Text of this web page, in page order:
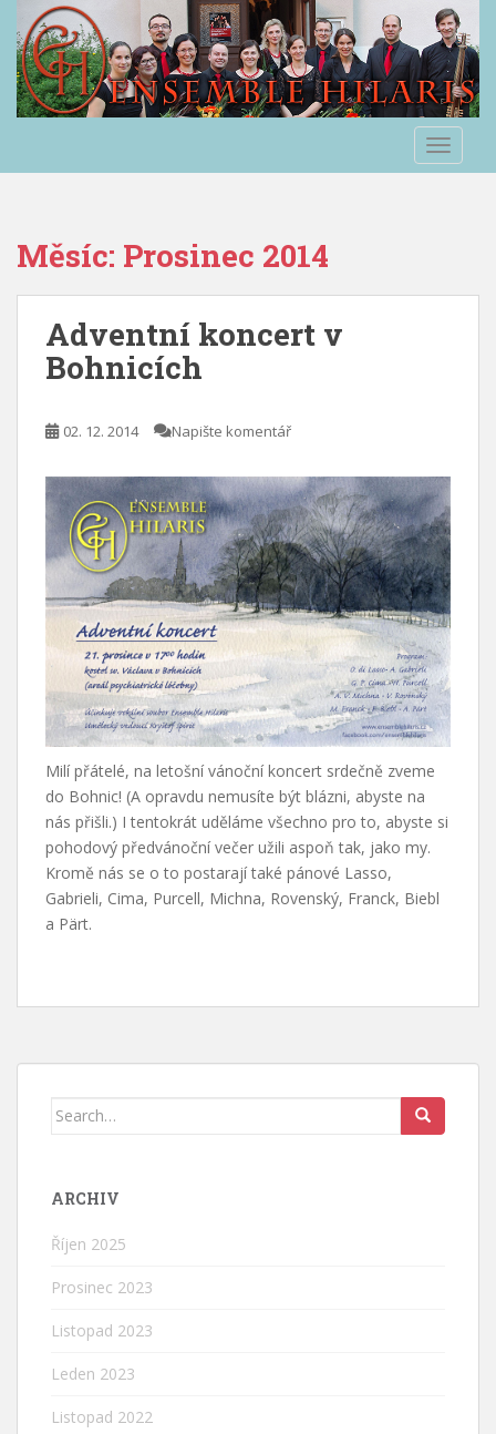
Měsíc: Prosinec 2014
Adventní koncert v
Bohnicích
02. 12. 2014 Napište komentář
Milí přátelé, na letošní vánoční koncert srdečně zveme
do Bohnic! (A opravdu nemusíte být blázni, abyste na
nás přišli.) I tentokrát uděláme všechno pro to, abyste si
pohodový předvánoční večer užili aspoň tak, jako my.
Kromě nás se o to postarají také pánové Lasso,
Gabrieli, Cima, Purcell, Michna, Rovenský, Franck, Biebl
a Pärt.
Search
ARCHIV
Říjen 2025
Prosinec 2023
Listopad 2023
Leden 2023
Listopad 2022